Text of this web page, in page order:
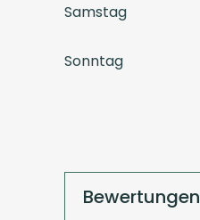
Samstag
Sonntag
Bewertungen